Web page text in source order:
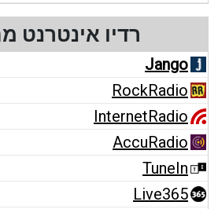
רדיו אינטרנט
Jango
RockRadio
InternetRadio
AccuRadio
TuneIn
Live365